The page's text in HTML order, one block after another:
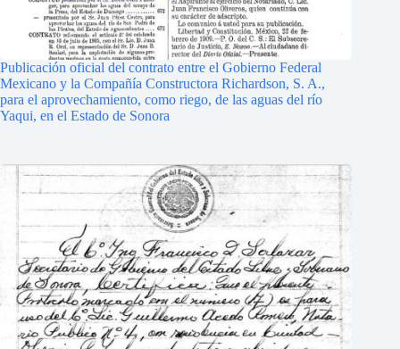
Publicación oficial del contrato entre el Gobierno Federal
Mexicano y la Compañía Constructora Richardson, S. A.,
para el aprovechamiento, como riego, de las aguas del río
Yaqui, en el Estado de Sonora